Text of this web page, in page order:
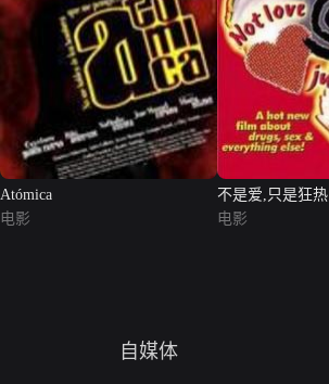
Atómica
电影
不是爱,只是狂热
电影
自媒体